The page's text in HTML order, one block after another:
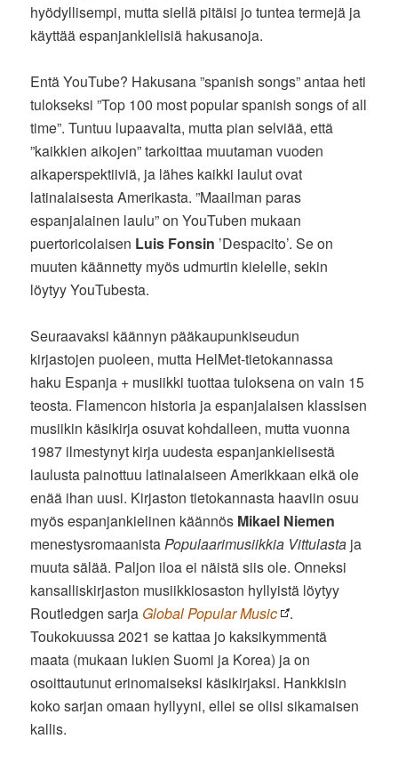
hyödyllisempi, mutta siellä pitäisi jo tuntea termejä ja
käyttää espanjankielisiä hakusanoja.
Entä YouTube? Hakusana ”spanish songs” antaa heti
tulokseksi ”Top 100 most popular spanish songs of all
time”. Tuntuu lupaavalta, mutta pian selviää, että
”kaikkien aikojen” tarkoittaa muutaman vuoden
aikaperspektiiviä, ja lähes kaikki laulut ovat
latinalaisesta Amerikasta. ”Maailman paras
espanjalainen laulu” on YouTuben mukaan
puertoricolaisen Luis Fonsin ’Despacito’. Se on
muuten käännetty myös udmurtin kielelle, sekin
löytyy YouTubesta.
Seuraavaksi käännyn pääkaupunkiseudun
kirjastojen puoleen, mutta HelMet-tietokannassa
haku Espanja + musiikki tuottaa tuloksena on vain 15
teosta. Flamencon historia ja espanjalaisen klassisen
musiikin käsikirja osuvat kohdalleen, mutta vuonna
1987 ilmestynyt kirja uudesta espanjankielisestä
laulusta painottuu latinalaiseen Amerikkaan eikä ole
enää ihan uusi. Kirjaston tietokannasta haaviin osuu
myös espanjankielinen käännös Mikael Niemen
menestysromaanista Populaarimusiikkia Vittulasta ja
muuta sälää. Paljon iloa ei näistä siis ole. Onneksi
kansalliskirjaston musiikkiosaston hyllyistä löytyy
Routledgen sarja Global Popular Music
.
Toukokuussa 2021 se kattaa jo kaksikymmentä
maata (mukaan lukien Suomi ja Korea) ja on
osoittautunut erinomaiseksi käsikirjaksi. Hankkisin
koko sarjan omaan hyllyyni, ellei se olisi sikamaisen
kallis.